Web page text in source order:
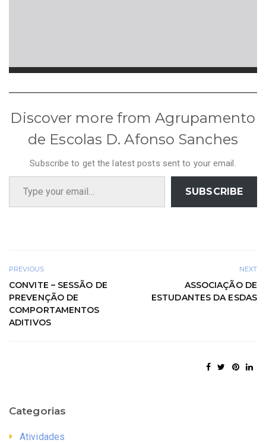
Discover more from Agrupamento
de Escolas D. Afonso Sanches
Subscribe to get the latest posts sent to your email.
Type your email…
SUBSCRIBE
PREVIOUS
CONVITE – SESSÃO DE
PREVENÇÃO DE
COMPORTAMENTOS
ADITIVOS
NEXT
ASSOCIAÇÃO DE
ESTUDANTES DA ESDAS
Categorias
Atividades